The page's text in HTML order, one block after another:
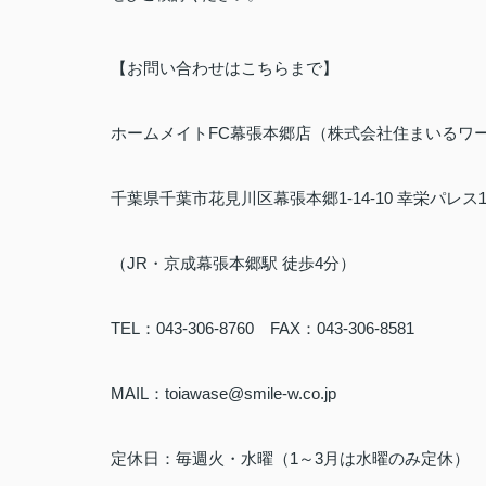
【お問い合わせはこちらまで】
ホームメイトFC幕張本郷店（株式会社住まいるワ
千葉県千葉市花見川区幕張本郷1-14-10 幸栄パレス
（JR・京成幕張本郷駅 徒歩4分）
TEL：043-306-8760 FAX：043-306-8581
MAIL：toiawase@smile-w.co.jp
定休日：毎週火・水曜（1～3月は水曜のみ定休）